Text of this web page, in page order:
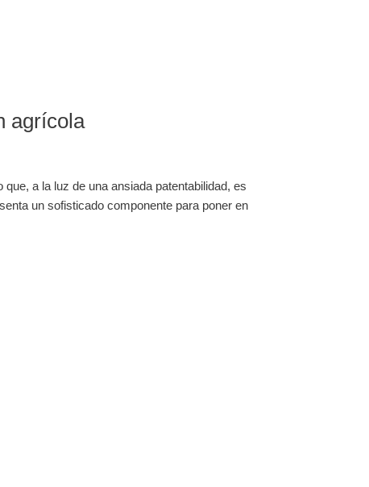
agrícola
a la luz de una ansiada patentabilidad, es
un sofisticado componente para poner en